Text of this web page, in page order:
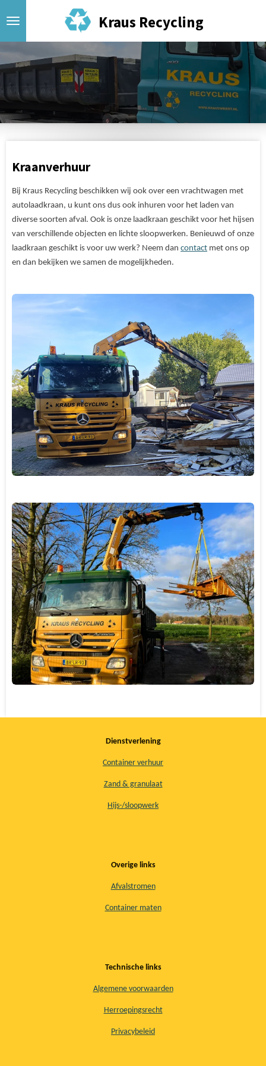
direct
naar
de
hoofdinhoud
Kraus Recycling
Kraanverhuur
Bij Kraus Recycling beschikken wij ook over een vrachtwagen met
autolaadkraan, u kunt ons dus ook inhuren voor het laden van
diverse soorten afval. Ook is onze laadkraan geschikt voor het hijsen
van verschillende objecten en lichte sloopwerken. Benieuwd of onze
laadkraan geschikt is voor uw werk? Neem dan contact met ons op
en dan bekijken we samen de mogelijkheden.
Dienstverlening
Container verhuur
Zand & granulaat
Hijs-/sloopwerk
Overige links
Afvalstromen
Container maten
Technische links
Algemene voorwaarden
Herroepingsrecht
Privacybeleid